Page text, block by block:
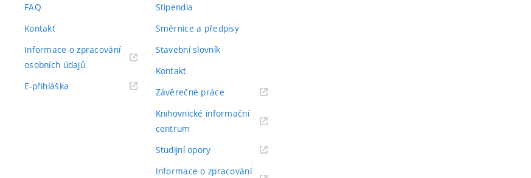
FAQ
Kontakt
Informace o zpracování
osobních údajů(externí
E-přihláška
Stipendia
Směrnice a předpisy
Stavební slovník
Kontakt
Závěrečné práce(externí
Knihovnické informační
centrum
Studijní opory(externí
Informace o zpracování